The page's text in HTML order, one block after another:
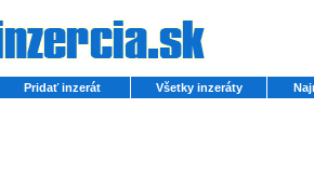
Pridať inzerát Všetky inzeráty